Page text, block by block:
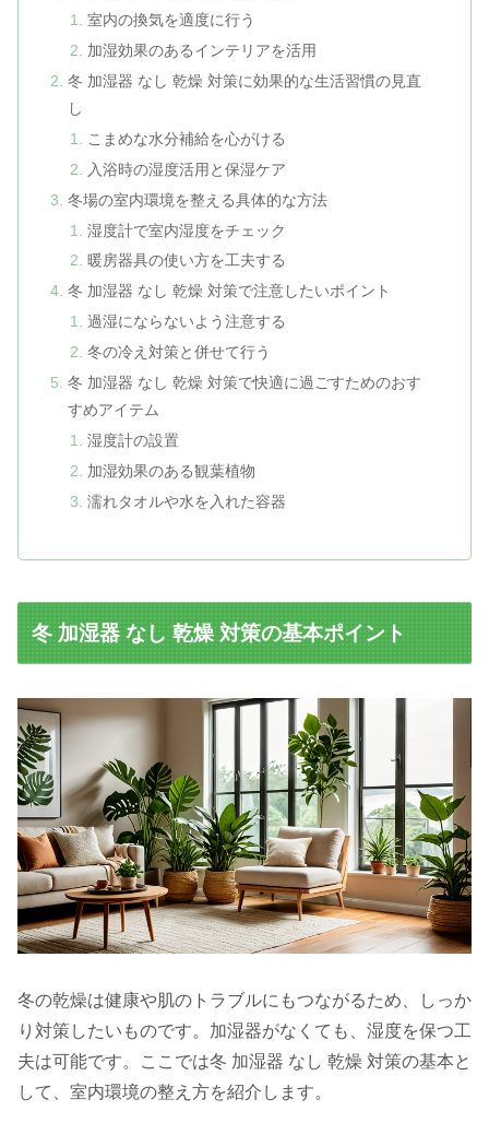
室内の換気を適度に行う
加湿効果のあるインテリアを活用
冬 加湿器 なし 乾燥 対策に効果的な生活習慣の見直
し
こまめな水分補給を心がける
入浴時の湿度活用と保湿ケア
冬場の室内環境を整える具体的な方法
湿度計で室内湿度をチェック
暖房器具の使い方を工夫する
冬 加湿器 なし 乾燥 対策で注意したいポイント
過湿にならないよう注意する
冬の冷え対策と併せて行う
冬 加湿器 なし 乾燥 対策で快適に過ごすためのおす
すめアイテム
湿度計の設置
加湿効果のある観葉植物
濡れタオルや水を入れた容器
冬 加湿器 なし 乾燥 対策の基本ポイント
冬の乾燥は健康や肌のトラブルにもつながるため、しっか
り対策したいものです。加湿器がなくても、湿度を保つ工
夫は可能です。ここでは冬 加湿器 なし 乾燥 対策の基本と
して、室内環境の整え方を紹介します。